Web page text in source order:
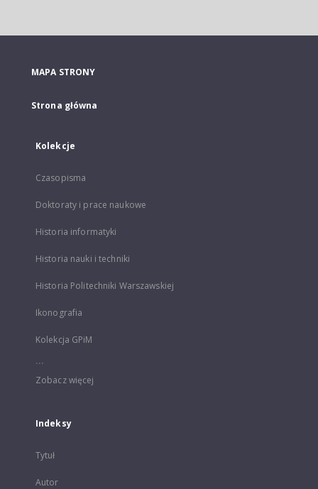
MAPA STRONY
Strona główna
Kolekcje
Czasopisma
Doktoraty i prace naukowe
Historia informatyki
Historia nauki i techniki
Historia Politechniki Warszawskiej
Ikonografia
Kolekcja GPiM
...
Zobacz więcej
Indeksy
Tytuł
Autor